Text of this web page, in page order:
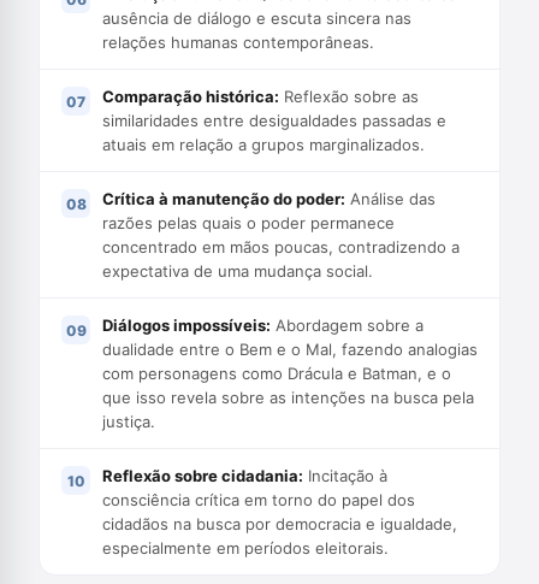
ausência de diálogo e escuta sincera nas
relações humanas contemporâneas.
Comparação histórica: Reflexão sobre as
similaridades entre desigualdades passadas e
atuais em relação a grupos marginalizados.
Crítica à manutenção do poder: Análise das
razões pelas quais o poder permanece
concentrado em mãos poucas, contradizendo a
expectativa de uma mudança social.
Diálogos impossíveis: Abordagem sobre a
dualidade entre o Bem e o Mal, fazendo analogias
com personagens como Drácula e Batman, e o
que isso revela sobre as intenções na busca pela
justiça.
Reflexão sobre cidadania: Incitação à
consciência crítica em torno do papel dos
cidadãos na busca por democracia e igualdade,
especialmente em períodos eleitorais.